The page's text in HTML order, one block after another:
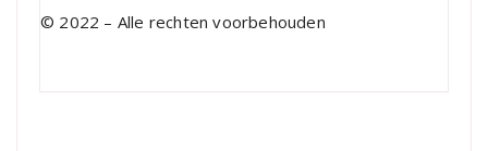
© 2022 – Alle rechten voorbehouden